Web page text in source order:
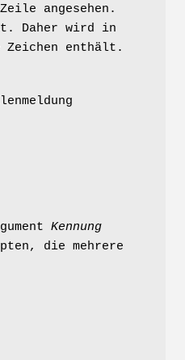
angesehen.
Daher wird in
Zeichen enthält.
Kennung
die mehrere